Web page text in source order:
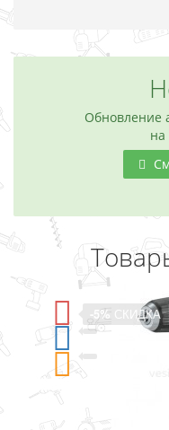
Обновление
на
-5% СКИДКА